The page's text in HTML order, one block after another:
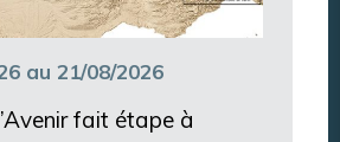
au 21/08/2026
fait étape à